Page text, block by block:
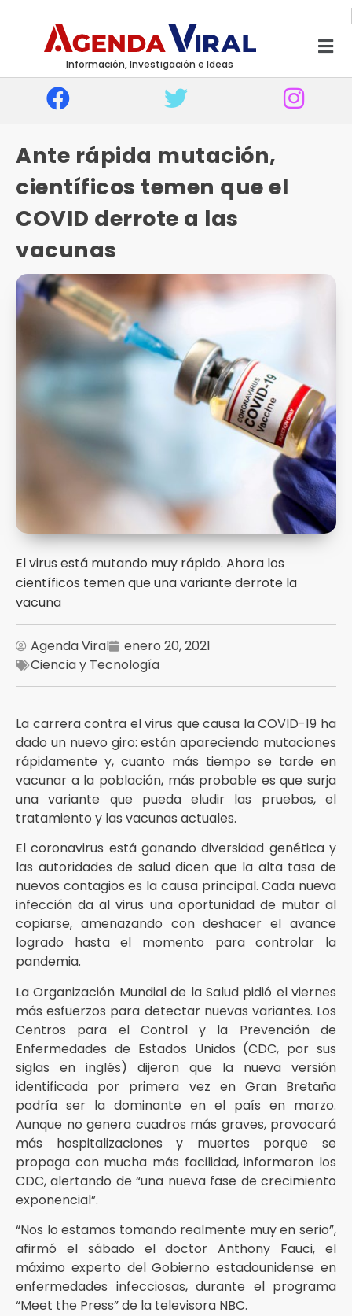
Información, Investigación e Ideas
Ante rápida mutación,
científicos temen que el
COVID derrote a las
vacunas
El virus está mutando muy rápido. Ahora los
científicos temen que una variante derrote la
vacuna
Agenda Viral
enero 20, 2021
Ciencia y Tecnología
La carrera contra el virus que causa la COVID-19 ha
dado un nuevo giro: están apareciendo mutaciones
rápidamente y, cuanto más tiempo se tarde en
vacunar a la población, más probable es que surja
una variante que pueda eludir las pruebas, el
tratamiento y las vacunas actuales.
El coronavirus está ganando diversidad genética y
las autoridades de salud dicen que la alta tasa de
nuevos contagios es la causa principal. Cada nueva
infección da al virus una oportunidad de mutar al
copiarse, amenazando con deshacer el avance
logrado hasta el momento para controlar la
pandemia.
La Organización Mundial de la Salud pidió el viernes
más esfuerzos para detectar nuevas variantes. Los
Centros para el Control y la Prevención de
Enfermedades de Estados Unidos (CDC, por sus
siglas en inglés) dijeron que la nueva versión
identificada por primera vez en Gran Bretaña
podría ser la dominante en el país en marzo.
Aunque no genera cuadros más graves, provocará
más hospitalizaciones y muertes porque se
propaga con mucha más facilidad, informaron los
CDC, alertando de “una nueva fase de crecimiento
exponencial”.
“Nos lo estamos tomando realmente muy en serio”,
afirmó el sábado el doctor Anthony Fauci, el
máximo experto del Gobierno estadounidense en
enfermedades infecciosas, durante el programa
“Meet the Press” de la televisora NBC.